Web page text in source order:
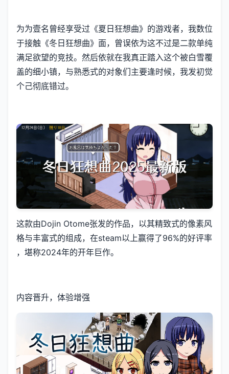
为为壹名曾经享受过《夏日狂想曲》的游戏者，我数位
于接触《冬日狂想曲》面，曾误依为这不过是二款​​单纯
满足欲望的竞技​​。然后依就在我真正踏入这个被白雪覆
盖的细小镇，与熟悉式的对象们主要逢时候，我发初觉
个己彻底错过。
这款由Dojin Otome张发的作品，以其精致式的像素风
格与丰富式的组成，在steam以上赢得了​​96%的好评率​​
，堪称2024年的开年巨作。
内容晋升，体验增强